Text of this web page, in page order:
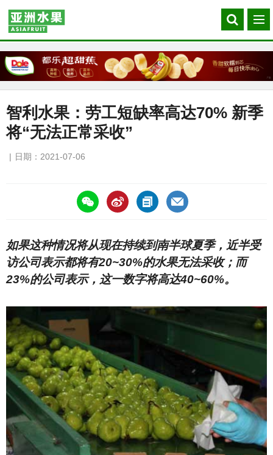
Search
our
菜
单
智利水果：劳工短缺率高达70% 新季
将“无法正常采收”
日期：2021-07-06
https://asiafruitchina.net/20919.html
如果这种情况将从现在持续到南半球夏季，近半受
访公司表示都将有20~30%的水果无法采收；而
23%的公司表示，这一数字将高达40~60%。